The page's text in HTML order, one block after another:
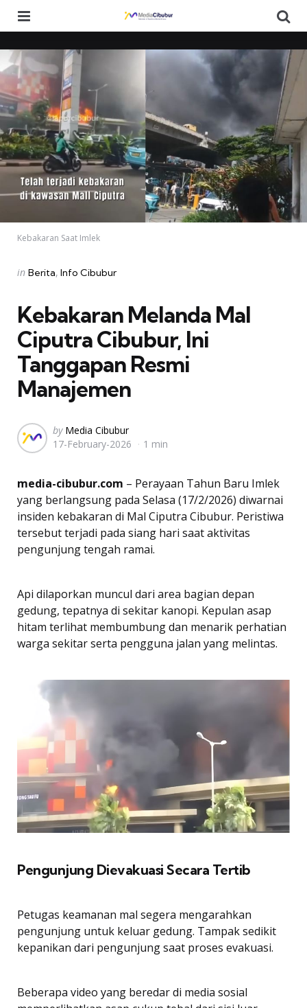
Kebakaran Saat Imlek
Categories
Posted
in Berita Info Cibubur
Kebakaran Melanda Mal
Ciputra Cibubur, Ini
Tanggapan Resmi
Manajemen
Posted
by
by Media Cibubur
17-February-2026
1 min
media-cibubur.com – Perayaan Tahun Baru Imlek
yang berlangsung pada Selasa (17/2/2026) diwarnai
insiden kebakaran di Mal Ciputra Cibubur. Peristiwa
tersebut terjadi pada siang hari saat aktivitas
pengunjung tengah ramai.
Api dilaporkan muncul dari area bagian depan
gedung, tepatnya di sekitar kanopi. Kepulan asap
hitam terlihat membumbung dan menarik perhatian
warga sekitar serta pengguna jalan yang melintas.
Pengunjung Dievakuasi Secara Tertib
Petugas keamanan mal segera mengarahkan
pengunjung untuk keluar gedung. Tampak sedikit
kepanikan dari pengunjung saat proses evakuasi.
Beberapa video yang beredar di media sosial